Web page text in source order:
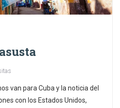
van para Cuba y la noticia del
con los Estados Unidos,